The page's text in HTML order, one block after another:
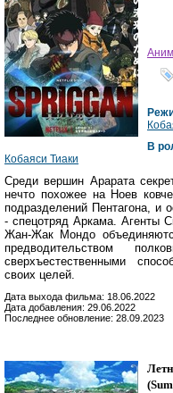
В
Кобаяси Тиаки
Среди вершин Арарата
нечто похожее на Ноев
подразделений Пентагона, и
- спецотряд Аркама. Агенты
Жан-Жак Мондо
предводительством
сверхъестественными
своих целей.
Дата выхода фильма: 18.06.2022
Дата добавления: 29.06.2022
Последнее обновление: 28.09.2023
(